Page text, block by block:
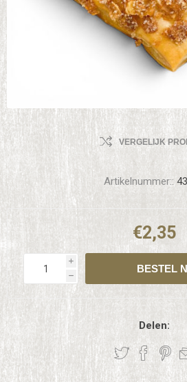
VERGELIJK
Artikelnummer::
€2,35
i
h
Delen: